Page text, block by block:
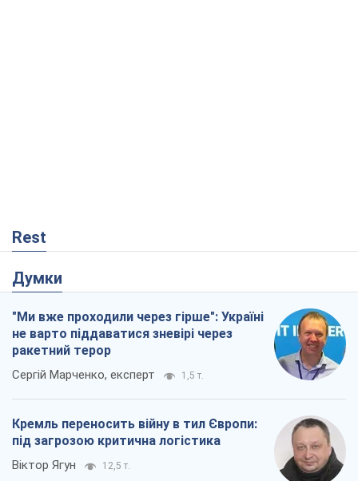
Rest
Думки
"Ми вже проходили через гірше": Україні
не варто піддаватися зневірі через
ракетний терор
Сергій Марченко, експерт 1,5 т.
Кремль переносить війну в тил Європи:
під загрозою критична логістика
Віктор Ягун 12,5 т.